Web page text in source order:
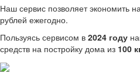
Наш сервис позволяет экономить
рублей ежегодно.
Пользуясь сервисом в 2024 году
средств на постройку дома из 100